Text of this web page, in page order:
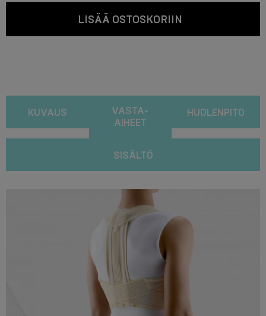
LISÄÄ OSTOSKORIIN
KUVAUS
VASTA-
AIHEET
HUOLENPITO
SISÄLTÖ